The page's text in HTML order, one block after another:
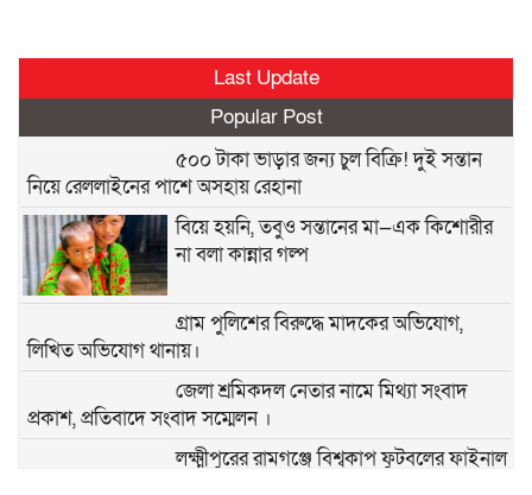
Last Update
Popular Post
৫০০ টাকা ভাড়ার জন্য চুল বিক্রি! দুই সন্তান
নিয়ে রেললাইনের পাশে অসহায় রেহানা
বিয়ে হয়নি, তবুও সন্তানের মা—এক কিশোরীর
না বলা কান্নার গল্প
গ্রাম পুলিশের বিরুদ্ধে মাদকের অভিযোগ,
লিখিত অভিযোগ থানায়।
জেলা শ্রমিকদল নেতার নামে মিথ্যা সংবাদ
প্রকাশ, প্রতিবাদে সংবাদ সম্মেলন ।
লক্ষ্মীপুরের রামগঞ্জে বিশ্বকাপ ফুটবলের ফাইনাল